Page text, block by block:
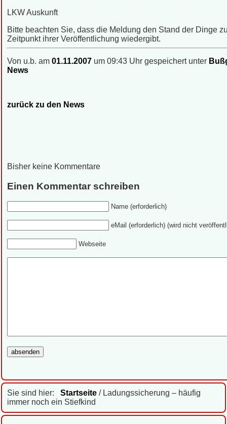
Sie sind hier: Startseite / Ladungssicherung – häufig
immer noch ein Stiefkind
LKW Auskunft
Bitte beachten Sie, dass die Meldung den Stand der Dinge
Zeitpunkt ihrer Veröffentlichung wiedergibt.
Von u.b. am 01.11.2007 um 09:43 Uhr gespeichert unter
News
zurück zu den News
Bisher keine Kommentare
Einen Kommentar schreiben
Name (erforderlich)
eMail (erforderlich) (wird nicht
Webseite